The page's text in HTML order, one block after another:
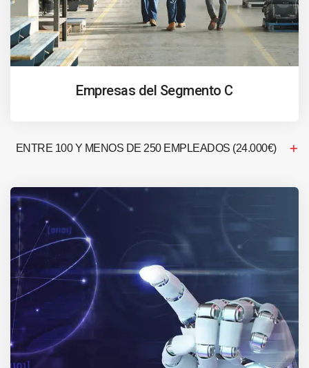
Empresas del Segmento C
ENTRE 100 Y MENOS DE 250 EMPLEADOS (24.000€)